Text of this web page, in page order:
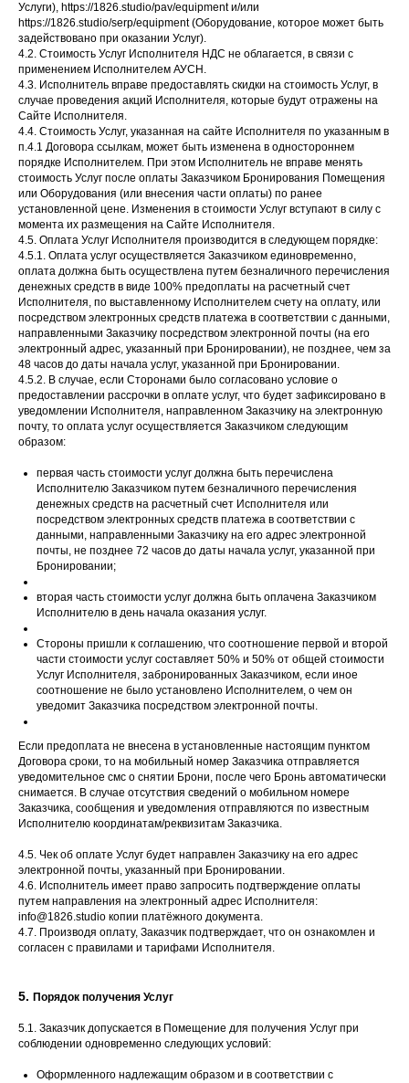
Услуги), https://1826.studio/pav/equipment и/или
https://1826.studio/serp/equipment (Оборудование, которое может быть
задействовано при оказании Услуг).
4.2. Стоимость Услуг Исполнителя НДС не облагается, в связи с
применением Исполнителем АУСН.
4.3. Исполнитель вправе предоставлять скидки на стоимость Услуг, в
случае проведения акций Исполнителя, которые будут отражены на
Сайте Исполнителя.
4.4. Стоимость Услуг, указанная на сайте Исполнителя по указанным в
п.4.1 Договора ссылкам, может быть изменена в одностороннем
порядке Исполнителем. При этом Исполнитель не вправе менять
стоимость Услуг после оплаты Заказчиком Бронирования Помещения
или Оборудования (или внесения части оплаты) по ранее
установленной цене. Изменения в стоимости Услуг вступают в силу с
момента их размещения на Сайте Исполнителя.
4.5. Оплата Услуг Исполнителя производится в следующем порядке:
4.5.1. Оплата услуг осуществляется Заказчиком единовременно,
оплата должна быть осуществлена путем безналичного перечисления
денежных средств в виде 100% предоплаты на расчетный счет
Исполнителя, по выставленному Исполнителем счету на оплату, или
посредством электронных средств платежа в соответствии с данными,
направленными Заказчику посредством электронной почты (на его
электронный адрес, указанный при Бронировании), не позднее, чем за
48 часов до даты начала услуг, указанной при Бронировании.
4.5.2. В случае, если Сторонами было согласовано условие о
предоставлении рассрочки в оплате услуг, что будет зафиксировано в
уведомлении Исполнителя, направленном Заказчику на электронную
почту, то оплата услуг осуществляется Заказчиком следующим
образом:
первая часть стоимости услуг должна быть перечислена
Исполнителю Заказчиком путем безналичного перечисления
денежных средств на расчетный счет Исполнителя или
посредством электронных средств платежа в соответствии с
данными, направленными Заказчику на его адрес электронной
почты, не позднее 72 часов до даты начала услуг, указанной при
Бронировании;
вторая часть стоимости услуг должна быть оплачена Заказчиком
Исполнителю в день начала оказания услуг.
Стороны пришли к соглашению, что соотношение первой и второй
части стоимости услуг составляет 50% и 50% от общей стоимости
Услуг Исполнителя, забронированных Заказчиком, если иное
соотношение не было установлено Исполнителем, о чем он
уведомит Заказчика посредством электронной почты.
Если предоплата не внесена в установленные настоящим пунктом
Договора сроки, то на мобильный номер Заказчика отправляется
уведомительное смс о снятии Брони, после чего Бронь автоматически
снимается. В случае отсутствия сведений о мобильном номере
Заказчика, сообщения и уведомления отправляются по известным
Исполнителю координатам/реквизитам Заказчика.
4.5. Чек об оплате Услуг будет направлен Заказчику на его адрес
электронной почты, указанный при Бронировании.
4.6. Исполнитель имеет право запросить подтверждение оплаты
путем направления на электронный адрес Исполнителя:
info@1826.studio копии платёжного документа.
4.7. Производя оплату, Заказчик подтверждает, что он ознакомлен и
согласен с правилами и тарифами Исполнителя.
5. Порядок получения Услуг
5.1. Заказчик допускается в Помещение для получения Услуг при
соблюдении одновременно следующих условий:
Оформленного надлежащим образом и в соответствии с